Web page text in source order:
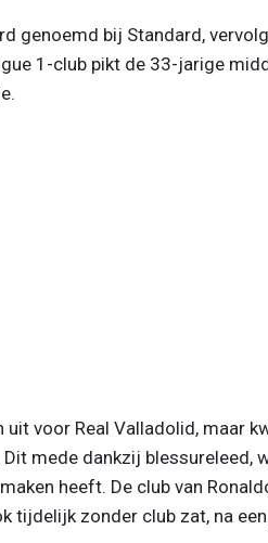
genoemd bij Standard,
1-club pikt de 33-jarige
voor Real Valladolid, maar
mede dankzij blessureleed,
heeft. De club van
tijdelijk zonder club zat, na